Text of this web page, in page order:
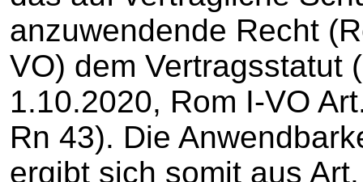
anzuwendende Recht
VO) dem Vertragsstatut
1.10.2020, Rom I-VO
Rn 43). Die
ergibt sich somit aus